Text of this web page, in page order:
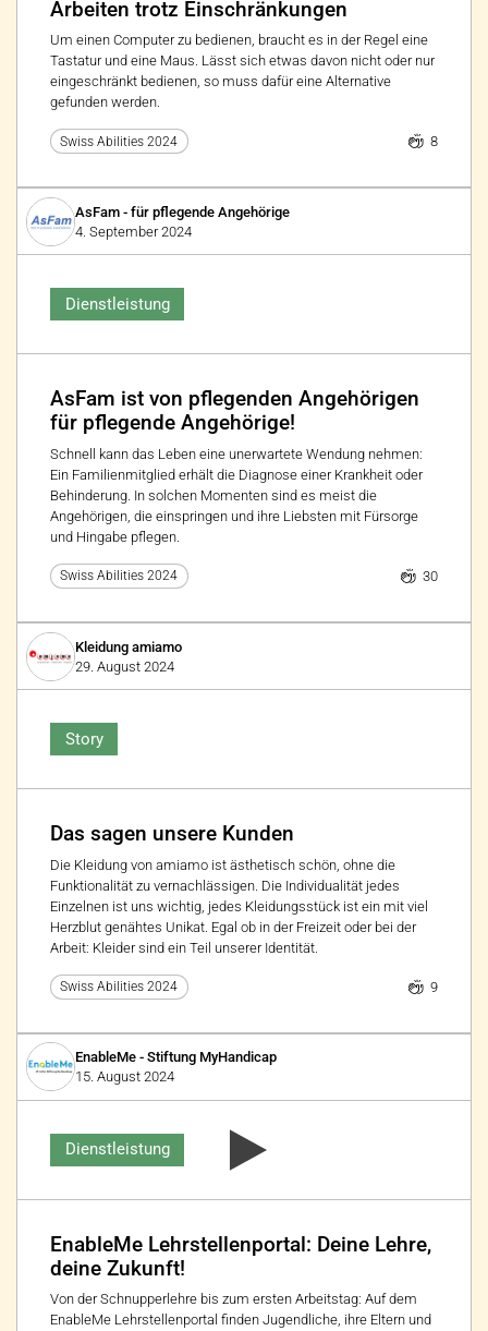
Arbeiten trotz Einschränkungen
Um einen Computer zu bedienen, braucht es in der Regel eine
Tastatur und eine Maus. Lässt sich etwas davon nicht oder nur
eingeschränkt bedienen, so muss dafür eine Alternative
gefunden werden.
Swiss Abilities 2024 8
AsFam - für pflegende Angehörige
4. September 2024
Dienstleistung
AsFam ist von pflegenden Angehörigen
für pflegende Angehörige!
Schnell kann das Leben eine unerwartete Wendung nehmen:
Ein Familienmitglied erhält die Diagnose einer Krankheit oder
Behinderung. In solchen Momenten sind es meist die
Angehörigen, die einspringen und ihre Liebsten mit Fürsorge
und Hingabe pflegen.
Swiss Abilities 2024 30
Kleidung amiamo
29. August 2024
Story
Das sagen unsere Kunden
Die Kleidung von amiamo ist ästhetisch schön, ohne die
Funktionalität zu vernachlässigen. Die Individualität jedes
Einzelnen ist uns wichtig, jedes Kleidungsstück ist ein mit viel
Herzblut genähtes Unikat. Egal ob in der Freizeit oder bei der
Arbeit: Kleider sind ein Teil unserer Identität.
Swiss Abilities 2024 9
EnableMe - Stiftung MyHandicap
15. August 2024
Dienstleistung
EnableMe Lehrstellenportal: Deine Lehre,
deine Zukunft!
Von der Schnupperlehre bis zum ersten Arbeitstag: Auf dem
EnableMe Lehrstellenportal finden Jugendliche, ihre Eltern und